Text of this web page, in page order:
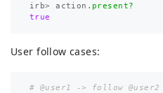
irb> action . present?
true
User follow cases:
# @user1 -> follow @user2